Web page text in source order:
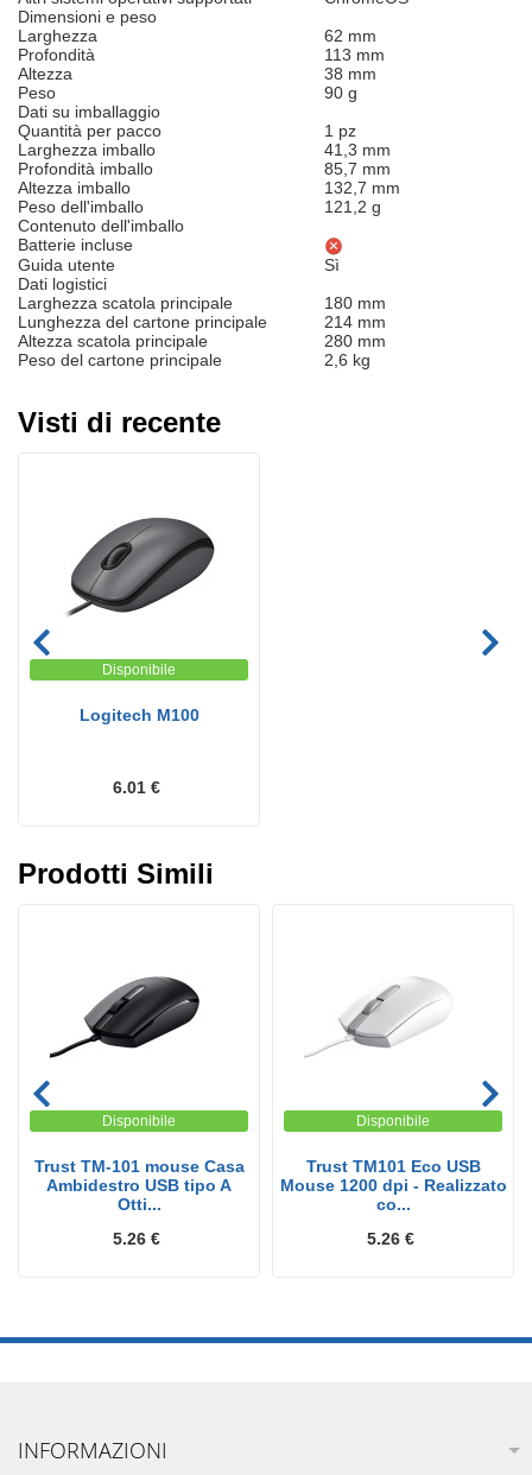
Dimensioni e peso
Larghezza
62 mm
Profondità
113 mm
Altezza
38 mm
Peso
90 g
Dati su imballaggio
Quantità per pacco
1 pz
Larghezza imballo
41,3 mm
Profondità imballo
85,7 mm
Altezza imballo
132,7 mm
Peso dell'imballo
121,2 g
Contenuto dell'imballo
Batterie incluse
Guida utente
Sì
Dati logistici
Larghezza scatola principale
180 mm
Lunghezza del cartone principale
214 mm
Altezza scatola principale
280 mm
Peso del cartone principale
2,6 kg
Visti di recente
Disponibile
Logitech M100
6.01 €
Prodotti Simili
Disponibile
Trust TM-101 mouse Casa
Ambidestro USB tipo A
Otti...
5.26 €
Disponibile
Trust TM101 Eco USB
Mouse 1200 dpi - Realizzato
co...
5.26 €
INFORMAZIONI